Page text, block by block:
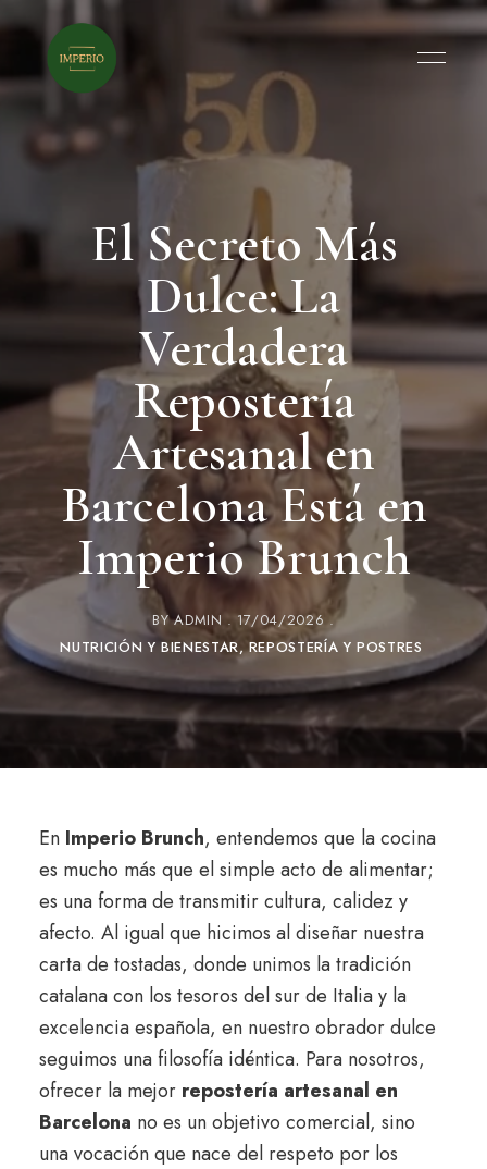
El Secreto Más
Dulce: La
Verdadera
Repostería
Artesanal en
Barcelona Está en
Imperio Brunch
BYADMIN
17/04/2026
NUTRICIÓN Y BIENESTAR REPOSTERÍA Y POSTRES
En Imperio Brunch, entendemos que la cocina
es mucho más que el simple acto de alimentar;
es una forma de transmitir cultura, calidez y
afecto. Al igual que hicimos al diseñar nuestra
carta de tostadas, donde unimos la tradición
catalana con los tesoros del sur de Italia y la
excelencia española, en nuestro obrador dulce
seguimos una filosofía idéntica. Para nosotros,
ofrecer la mejor repostería artesanal en
Barcelona no es un objetivo comercial, sino
una vocación que nace del respeto por los